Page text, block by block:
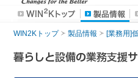
WIN2Kトップ 製品情報 [業務用]